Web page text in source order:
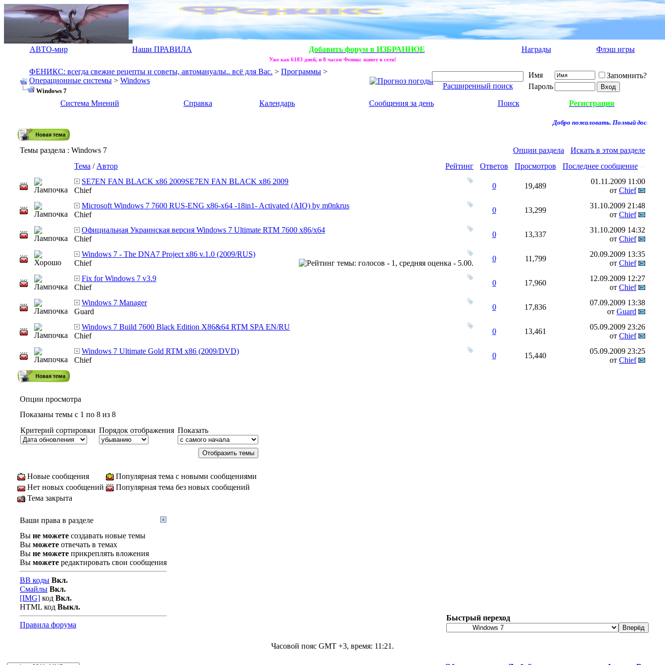
АВТО-мир Наши ПРАВИЛА Добавить форум в ИЗБРАННОЕ Награды Флэш игры
Уже как 6183 дней, и 8 часов Феникс живет в сети!
ФЕНИКС: всегда свежие рецепты и советы, автомануалы.. всё для Вас. > Программы >
Операционные системы > Windows
Windows 7
Расширенный поиск
Имя
Запомнить?
Пароль
Система Мнений
Справка Календарь Сообщения за день Поиск Регистрация
Добро пожаловать. Полный доступ к
Темы раздела : Windows 7 Опции раздела
Искать в этом разделе
Рейтинг
Тема / Автор Ответов Просмотров
Последнее сообщение
SE7EN FAN BLACK x86 2009SE7EN FAN BLACK x86 2009
Chief
0 19,489
01.11.2009 11:00
от Chief
Microsoft Windows 7 7600 RUS-ENG x86-x64 -18in1- Activated (AIO) by m0nkrus
Chief
0 13,299
31.10.2009 21:48
от Chief
Официальная Украинская версия Windows 7 Ultimate RTM 7600 x86/x64
Chief
0 13,337
31.10.2009 14:32
от Chief
Windows 7 - The DNA7 Project x86 v.1.0 (2009/RUS)
Chief
0 11,799
20.09.2009 13:35
от Chief
Fix for Windows 7 v3.9
Chief
0 17,960
12.09.2009 12:27
от Chief
Windows 7 Manager
Guard
0 17,836
07.09.2009 13:38
от Guard
Windows 7 Build 7600 Black Edition X86&64 RTM SPA EN/RU
Chief
0 13,461
05.09.2009 23:26
от Chief
Windows 7 Ultimate Gold RTM x86 (2009/DVD)
Chief
0 15,440
05.09.2009 23:25
от Chief
Опции просмотра
Показаны темы с 1 по 8 из 8
Критерий сортировки Порядок отображения Показать
Новые сообщения
Популярная тема с новыми сообщениями
Нет новых сообщений
Популярная тема без новых сообщений
Тема закрыта
Ваши права в разделе
Вы не можете создавать новые темы
Вы можете отвечать в темах
Вы не можете прикреплять вложения
Вы можете редактировать свои сообщения
BB коды Вкл.
Смайлы Вкл.
[IMG] код Вкл.
HTML код Выкл.
Правила форума
Быстрый переход
Часовой пояс GMT +3, время: 11:21 .